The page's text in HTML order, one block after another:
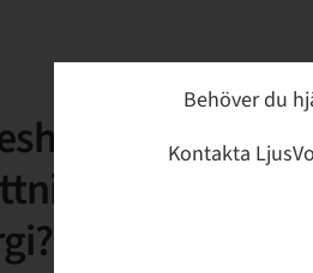
goda
för
Behöver du
Kontakta